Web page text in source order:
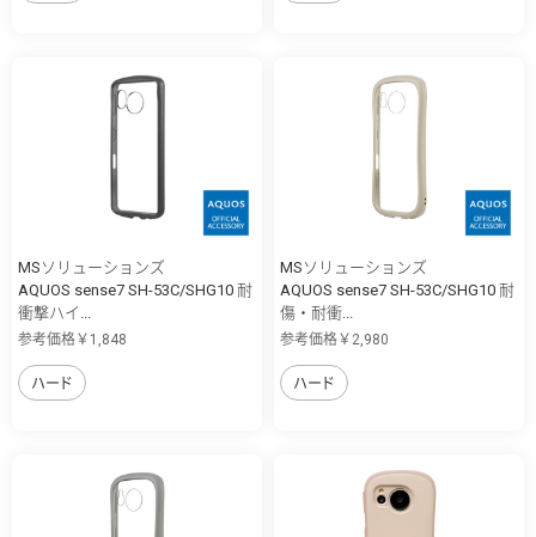
MSソリューションズ
AQUOS sense7 SH-53C/SHG10 耐
衝撃ハイ...
参考価格￥1,848
ハード
MSソリューションズ
AQUOS sense7 SH-53C/SHG10 耐
傷・耐衝...
参考価格￥2,980
ハード